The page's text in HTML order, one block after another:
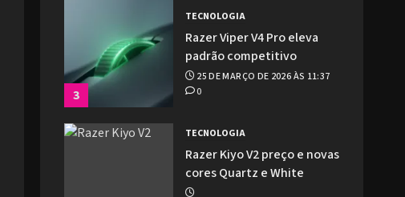
3
TECNOLOGIA
Razer Viper V4 Pro eleva
padrão competitivo
25 DE MARÇO DE 2026 ÀS 11:37
0
TECNOLOGIA
Razer Kiyo V2 preço e novas
cores Quartz e White